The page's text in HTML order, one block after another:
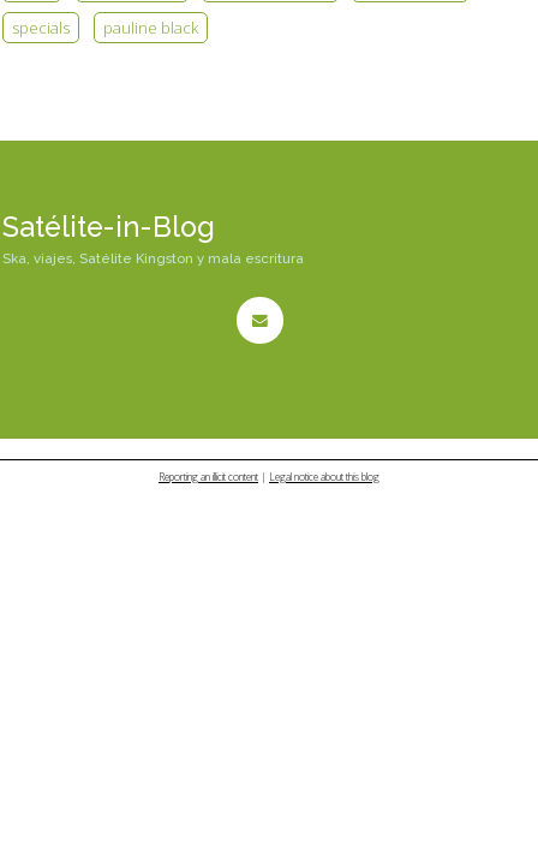
specials pauline black
Satélite-in-Blog
Ska, viajes, Satélite Kingston y mala escritura
Reporting an illicit content | Legal notice about this blog